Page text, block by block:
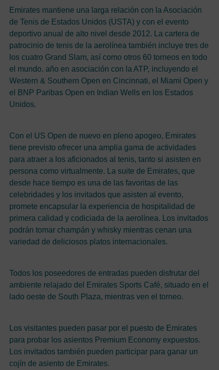
Emirates mantiene una larga relación con la Asociación
de Tenis de Estados Unidos (USTA) y con el evento
deportivo anual de alto nivel desde 2012. La cartera de
patrocinio de tenis de la aerolínea también incluye tres de
los cuatro Grand Slam, así como otros 60 torneos en todo
el mundo. año en asociación con la ATP, incluyendo el
Western & Southern Open en Cincinnati, el Miami Open y
el BNP Paribas Open en Indian Wells en los Estados
Unidos.
Con el US Open de nuevo en pleno apogeo, Emirates
tiene previsto ofrecer una amplia gama de actividades
para atraer a los aficionados al tenis, tanto si asisten en
persona como virtualmente. La suite de Emirates, que
desde hace tiempo es una de las favoritas de las
celebridades y los invitados que asisten al evento,
promete encapsular la experiencia de hospitalidad de
primera calidad y codiciada de la aerolínea. Los invitados
podrán tomar champán y whisky mientras cenan una
variedad de deliciosos platos internacionales.
Todos los poseedores de entradas pueden disfrutar del
ambiente relajado del Emirates Sports Café, situado en el
lado oeste de South Plaza, mientras ven el torneo.
Los visitantes pueden pasar por el puesto de Emirates
para probar los asientos Premium Economy expuestos.
Los invitados también pueden participar para ganar un
cojín de asiento de Emirates.